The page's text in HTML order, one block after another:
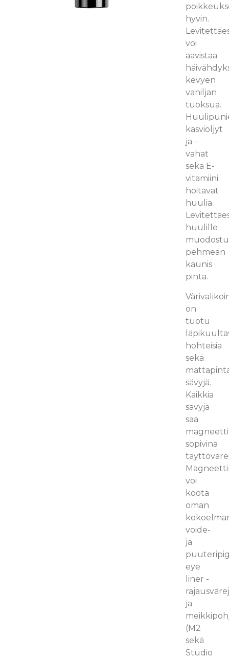
hyvin.
voi
aavistaa
kevyen
vaniljan
tuoksua.
kasviöljyt
ja -
vahat
sekä E-
vitamiini
hoitavat
huulia.
huulille
pehmeän
kaunis
pinta.
on
tuotu
hohteisia
sekä
sävyjä.
Kaikkia
sävyjä
saa
sopivina
voi
koota
oman
voide-
ja
eye
liner -
ja
(M2
sekä
Studio